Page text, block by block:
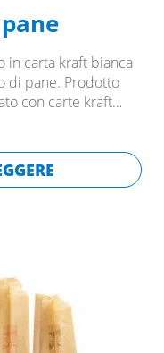
in carta kraft bianca
di pane. Prodotto
con carte kraft…